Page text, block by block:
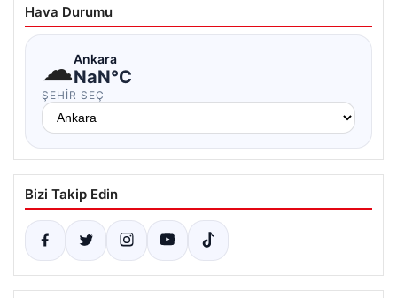
Hava Durumu
☁Ankara
NaN°C
ŞEHIR SEÇ
Bizi Takip Edin